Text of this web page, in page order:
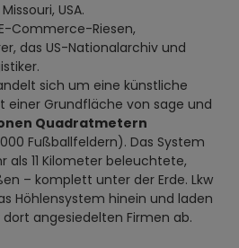
USA.
Commerce-Riesen,
das US-Nationalarchiv und
sich um eine künstliche
einer Grundfläche von sage und
Quadratmetern
Fußballfeldern). Das System
11 Kilometer beleuchtete,
– komplett unter der Erde. Lkw
Höhlensystem hinein und laden
angesiedelten Firmen ab.